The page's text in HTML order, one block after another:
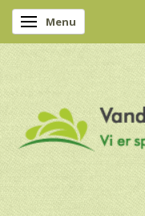
Skifte navigation
Menu